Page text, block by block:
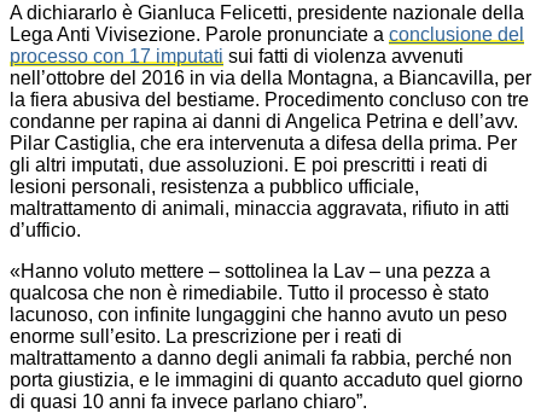
A dichiararlo è Gianluca Felicetti, presidente nazionale della
Lega Anti Vivisezione. Parole pronunciate a conclusione del
processo con 17 imputati sui fatti di violenza avvenuti
nell’ottobre del 2016 in via della Montagna, a Biancavilla, per
la fiera abusiva del bestiame. Procedimento concluso con tre
condanne per rapina ai danni di Angelica Petrina e dell’avv.
Pilar Castiglia, che era intervenuta a difesa della prima. Per
gli altri imputati, due assoluzioni. E poi prescritti i reati di
lesioni personali, resistenza a pubblico ufficiale,
maltrattamento di animali, minaccia aggravata, rifiuto in atti
d’ufficio.
«Hanno voluto mettere – sottolinea la Lav – una pezza a
qualcosa che non è rimediabile. Tutto il processo è stato
lacunoso, con infinite lungaggini che hanno avuto un peso
enorme sull’esito. La prescrizione per i reati di
maltrattamento a danno degli animali fa rabbia, perché non
porta giustizia, e le immagini di quanto accaduto quel giorno
di quasi 10 anni fa invece parlano chiaro”.